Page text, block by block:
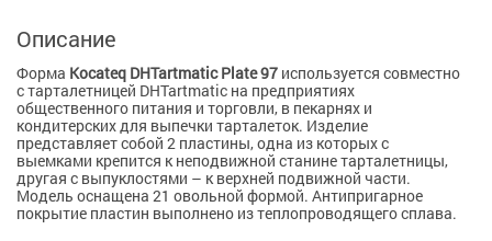
Описание
Форма Kocateq DHTartmatic Plate 97 используется совместно
с тарталетницей DHTartmatic на предприятиях
общественного питания и торговли, в пекарнях и
кондитерских для выпечки тарталеток. Изделие
представляет собой 2 пластины, одна из которых с
выемками крепится к неподвижной станине тарталетницы,
другая с выпуклостями – к верхней подвижной части.
Модель оснащена 21 овольной формой. Антипригарное
покрытие пластин выполнено из теплопроводящего сплава.